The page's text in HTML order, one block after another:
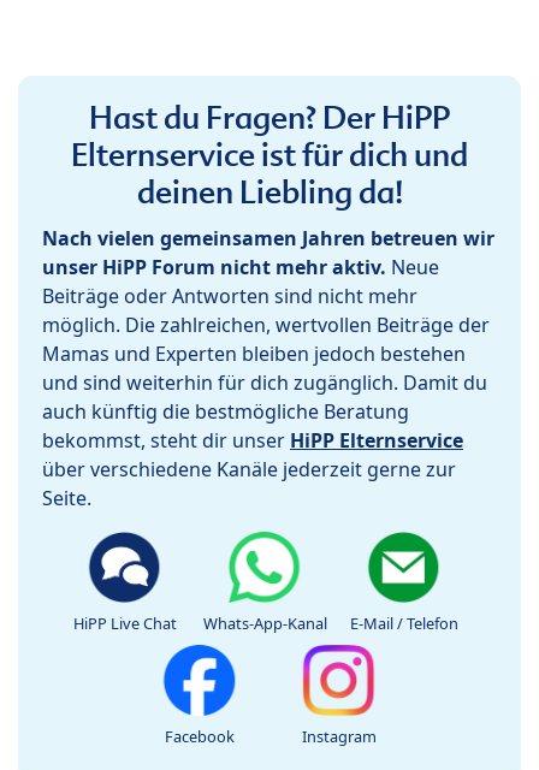
Hast du Fragen? Der HiPP
Elternservice ist für dich und
deinen Liebling da!
Nach vielen gemeinsamen Jahren betreuen wir
unser HiPP Forum nicht mehr aktiv. Neue
Beiträge oder Antworten sind nicht mehr
möglich. Die zahlreichen, wertvollen Beiträge der
Mamas und Experten bleiben jedoch bestehen
und sind weiterhin für dich zugänglich. Damit du
auch künftig die bestmögliche Beratung
bekommst, steht dir unser HiPP Elternservice
über verschiedene Kanäle jederzeit gerne zur
Seite.
HiPP Live Chat Whats-App-Kanal E-Mail / Telefon
Facebook Instagram